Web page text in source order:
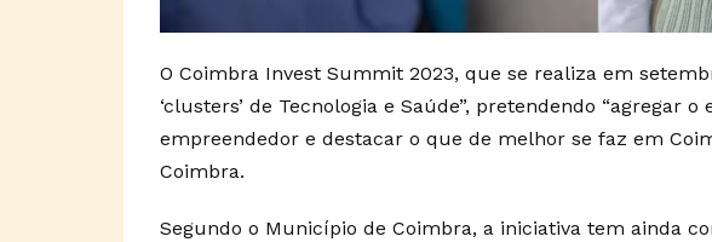
O Coimbra Invest Summit 2023, que se realiza em
‘clusters’ de Tecnologia e Saúde”, pretendendo “agregar
empreendedor e destacar o que de melhor se faz em
Coimbra.
Segundo o Município de Coimbra, a iniciativa tem ainda